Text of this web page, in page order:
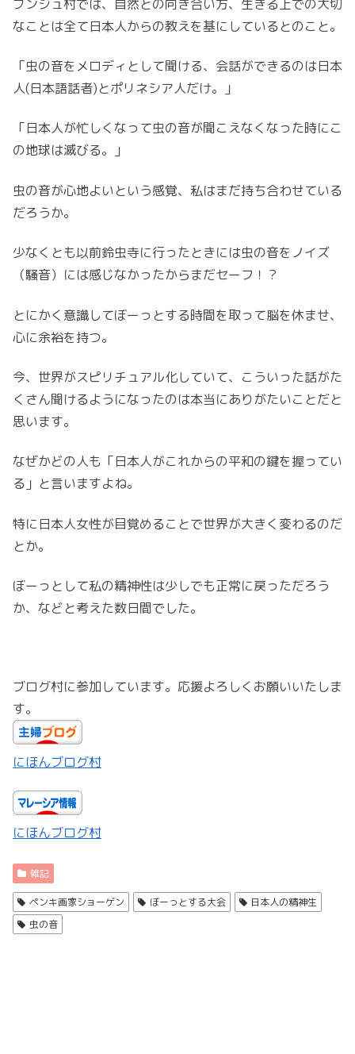
ブンジュ村では、自然との向き合い方、生きる上での大切
なことは全て日本人からの教えを基にしているとのこと。
「虫の音をメロディとして聞ける、会話ができるのは日本
人(日本語話者)とポリネシア人だけ。」
「日本人が忙しくなって虫の音が聞こえなくなった時にこ
の地球は滅びる。」
虫の音が心地よいという感覚、私はまだ持ち合わせている
だろうか。
少なくとも以前鈴虫寺に行ったときには虫の音をノイズ
（騒音）には感じなかったからまだセーフ！？
とにかく意識してぼーっとする時間を取って脳を休ませ、
心に余裕を持つ。
今、世界がスピリチュアル化していて、こういった話がた
くさん聞けるようになったのは本当にありがたいことだと
思います。
なぜかどの人も「日本人がこれからの平和の鍵を握ってい
る」と言いますよね。
特に日本人女性が目覚めることで世界が大きく変わるのだ
とか。
ぼーっとして私の精神性は少しでも正常に戻っただろう
か、などと考えた数日間でした。
ブログ村に参加しています。応援よろしくお願いいたしま
す。
にほんブログ村
にほんブログ村
雑記
ペンキ画家ショーゲン ぼーっとする大会
日本人の精神生
虫の音